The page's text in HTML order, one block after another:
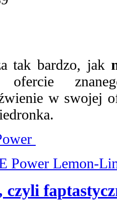
tak bardzo, jak
w swojej
Power Lemon-
czyli